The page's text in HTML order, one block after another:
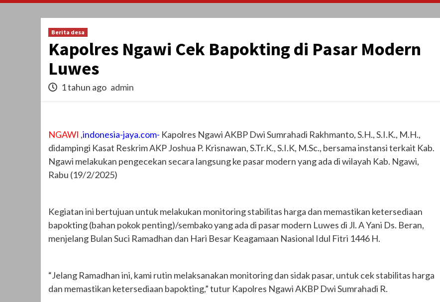
Berita desa
Kapolres Ngawi Cek Bapokting di Pasar Modern
Luwes
1 tahun ago admin
NGAWI ,indonesia-jaya.com- Kapolres Ngawi AKBP Dwi Sumrahadi Rakhmanto, S.H., S.I.K., M.H.,
didampingi Kasat Reskrim AKP Joshua P. Krisnawan, S.Tr.K., S.I.K, M.Sc., bersama instansi terkait Kab.
Ngawi melakukan pengecekan secara langsung ke pasar modern yang ada di wilayah Kab. Ngawi,
Rabu (19/2/2025)
Kegiatan ini bertujuan untuk melakukan monitoring stabilitas harga dan memastikan ketersediaan
bapokting (bahan pokok penting)/sembako yang ada di pasar modern Luwes di Jl. A Yani Ds. Beran,
menjelang Bulan Suci Ramadhan dan Hari Besar Keagamaan Nasional Idul Fitri 1446 H.
“Jelang Ramadhan ini, kami rutin melaksanakan monitoring dan sidak pasar, untuk cek stabilitas harga
dan memastikan ketersediaan bapokting,” tutur Kapolres Ngawi AKBP Dwi Sumrahadi R.